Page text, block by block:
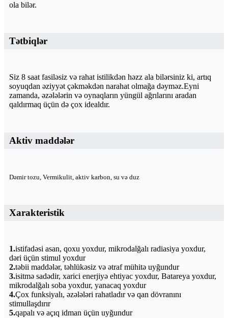
ola bilər.
Tətbiqlər
Siz 8 saat fasiləsiz və rahat istilikdən həzz ala bilərsiniz ki, artıq
soyuqdan əziyyət çəkməkdən narahat olmağa dəyməz.Eyni
zamanda, əzələlərin və oynaqların yüngül ağrılarını aradan
qaldırmaq üçün də çox idealdır.
Aktiv maddələr
Dəmir tozu, Vermikulit, aktiv karbon, su və duz
Xarakteristik
1.istifadəsi asan, qoxu yoxdur, mikrodalğalı radiasiya yoxdur,
dəri üçün stimul yoxdur
2.təbii maddələr, təhlükəsiz və ətraf mühitə uyğundur
3.isitmə sadədir, xarici enerjiyə ehtiyac yoxdur, Batareya yoxdur,
mikrodalğalı soba yoxdur, yanacaq yoxdur
4.Çox funksiyalı, əzələləri rahatladır və qan dövranını
stimullaşdırır
5.qapalı və açıq idman üçün uyğundur